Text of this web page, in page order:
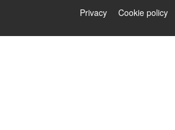
Privacy Cookie policy